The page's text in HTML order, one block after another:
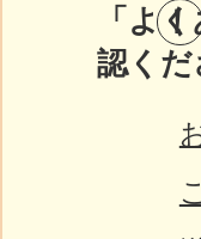
「よ
認くだ